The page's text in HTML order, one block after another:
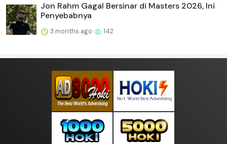
Jon Rahm Gagal Bersinar di Masters 2026, Ini
Penyebabnya
3 months ago 142